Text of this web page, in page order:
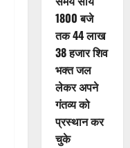
1800 बजे
तक 44 लाख
38 हजार शिव
भक्त जल
लेकर अपने
गंतव्य को
प्रस्थान कर
चुके